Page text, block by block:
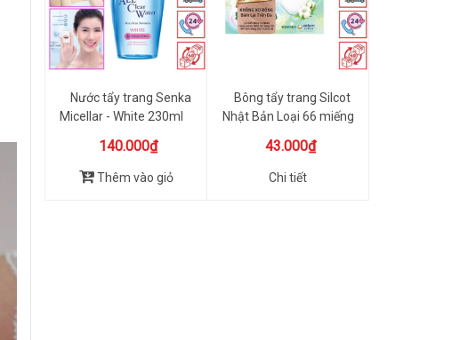
Nước tẩy trang Senka
Micellar - White 230ml
140.000₫
Thêm vào giỏ
Bông tẩy trang Silcot
Nhật Bản Loại 66 miếng
43.000₫
Chi tiết